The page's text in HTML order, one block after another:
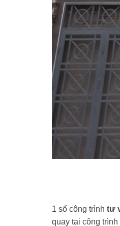
1 số công trình tư
quay tại công